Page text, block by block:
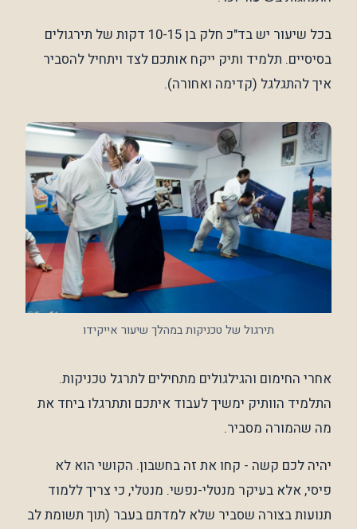
בכל שיעור יש בד"כ חלק בן 10-15 דקות של תירגולים
בסיסיים. תלמיד ותיק ייקח אותכם לצד ויתחיל להסביר
איך להתגלגל (קדימה ואחורה).
תירגול של טכניקות במהלך שיעור אייקידו
אחרי החימום והגילגולים מתחילים לתרגל טכניקות.
התלמיד הוותיק ימשיך לעבוד איתכם ותתרגלו ביחד את
מה שהמורה מסביר.
יהיה לכם קשה - קחו את זה בחשבון. הקושי הוא לא
פיסי, אלא בעיקר מנטלי-נפשי. מנטלי, כי צריך ללמוד
תנועות בצורה שסביר שלא למדתם בעבר (תוך תשומת לב